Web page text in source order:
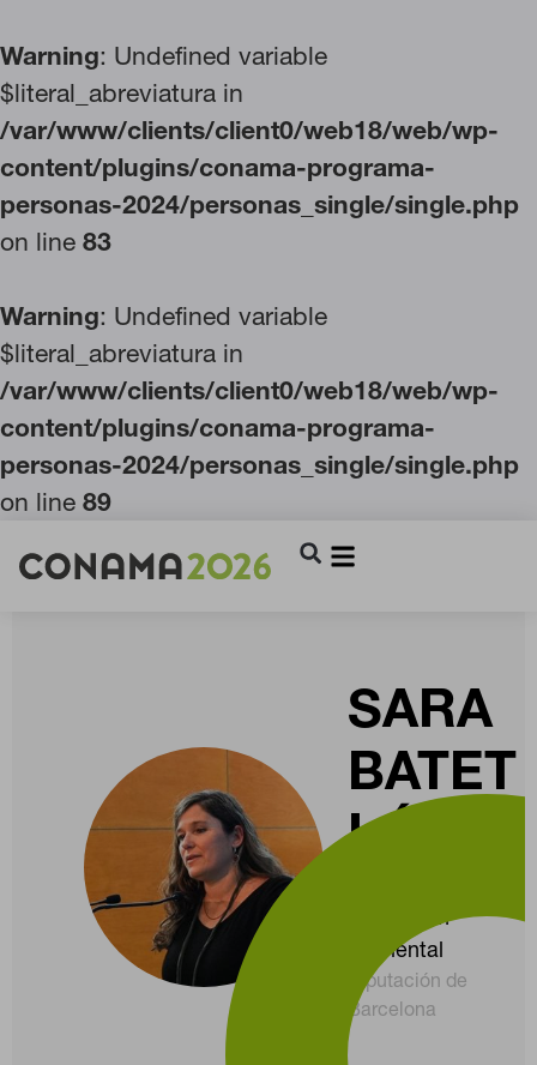
Warning: Undefined variable
$literal_abreviatura in
/var/www/clients/client0/web18/web/wp-
content/plugins/conama-programa-
personas-2024/personas_single/single.php
on line 83
Warning: Undefined variable
$literal_abreviatura in
/var/www/clients/client0/web18/web/wp-
content/plugins/conama-programa-
personas-2024/personas_single/single.php
on line 89
SARA
BATET
LÓPEZ
educación
ambiental
Diputación de
Barcelona